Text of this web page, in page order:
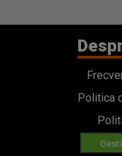
Politica